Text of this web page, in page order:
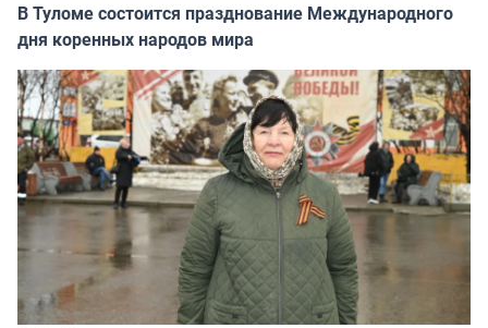
В Туломе состоится празднование Международного
дня коренных народов мира